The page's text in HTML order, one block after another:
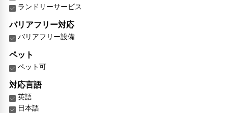
ランドリーサービス
バリアフリー対応
バリアフリー設備
ペット
ペット可
対応言語
英語
日本語